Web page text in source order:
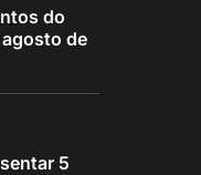
do
de
5